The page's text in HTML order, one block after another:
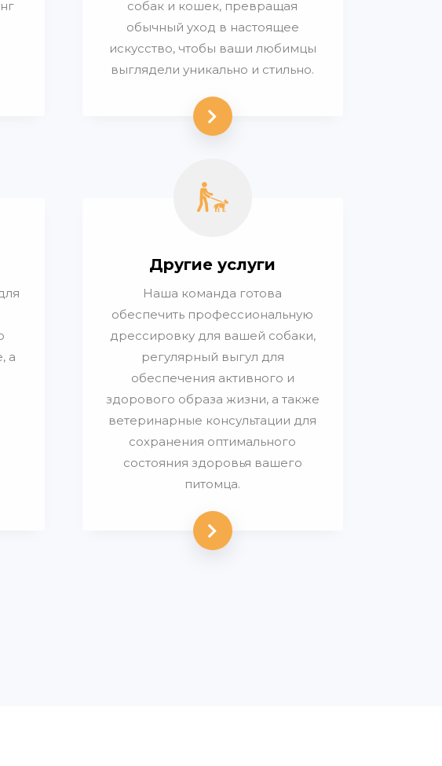
собак и кошек, превращая
обычный уход в настоящее
искусство, чтобы ваши любимцы
выглядели уникально и стильно.
а
Другие услуги
Наша команда готова
обеспечить профессиональную
дрессировку для вашей собаки,
регулярный выгул для
обеспечения активного и
здорового образа жизни, а также
ветеринарные консультации для
сохранения оптимального
состояния здоровья вашего
питомца.